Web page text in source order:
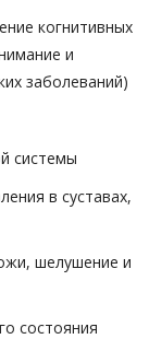
когнитивных
и
заболеваний)
системы
в суставах,
шелушение и
состояния